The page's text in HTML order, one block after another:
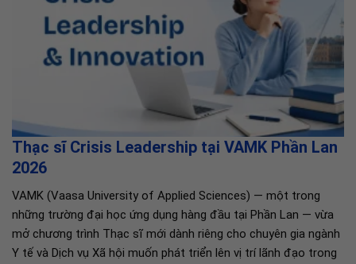
Thạc sĩ Crisis Leadership tại VAMK Phần Lan
2026
VAMK (Vaasa University of Applied Sciences) — một trong
những trường đại học ứng dụng hàng đầu tại Phần Lan — vừa
mở chương trình Thạc sĩ mới dành riêng cho chuyên gia ngành
Y tế và Dịch vụ Xã hội muốn phát triển lên vị trí lãnh đạo trong